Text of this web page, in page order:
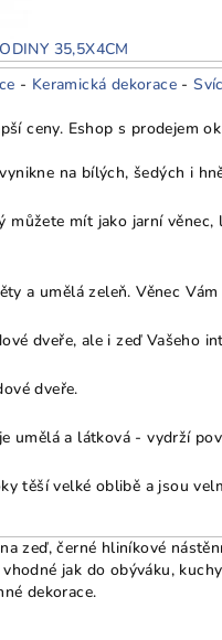
35,5X4CM
- Keramická dekorace -
ceny. Eshop s prodejem
na bílých, šedých i
můžete mít jako jarní
a umělá zeleň. Věnec
dveře, ale i zeď Vašeho
dveře.
umělá a látková - vydrží
těší velké oblibě a jsou
zeď, černé hliníkové
jak do obýváku,
dekorace.